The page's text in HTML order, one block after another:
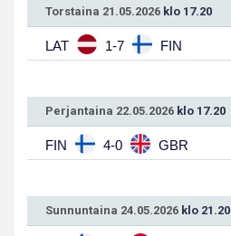
Torstaina 21.05.2026 klo 17.20
LAT 1-7 FIN
Perjantaina 22.05.2026 klo 17.20
FIN 4-0 GBR
Sunnuntaina 24.05.2026 klo 21.20